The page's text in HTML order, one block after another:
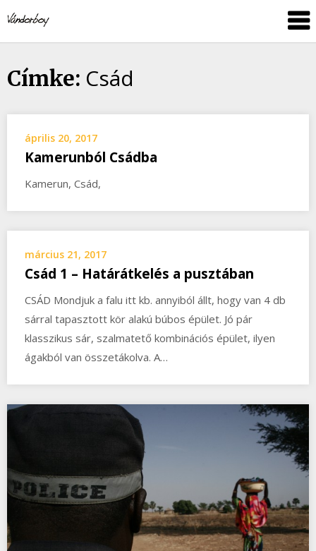
to
content
Címke: Csád
április 20, 2017
Kamerunból Csádba
Kamerun, Csád,
március 21, 2017
Csád 1 – Határátkelés a pusztában
CSÁD Mondjuk a falu itt kb. annyiból állt, hogy van 4 db
sárral tapasztott kör alakú búbos épület. Jó pár
klasszikus sár, szalmatető kombinációs épület, ilyen
ágakból van összetákolva. A…